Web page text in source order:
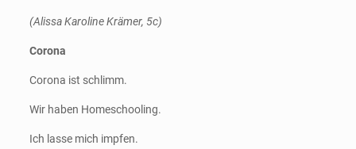
(Alissa Karoline Krämer, 5c)
Corona
Corona ist schlimm.
Wir haben Homeschooling.
Ich lasse mich impfen.